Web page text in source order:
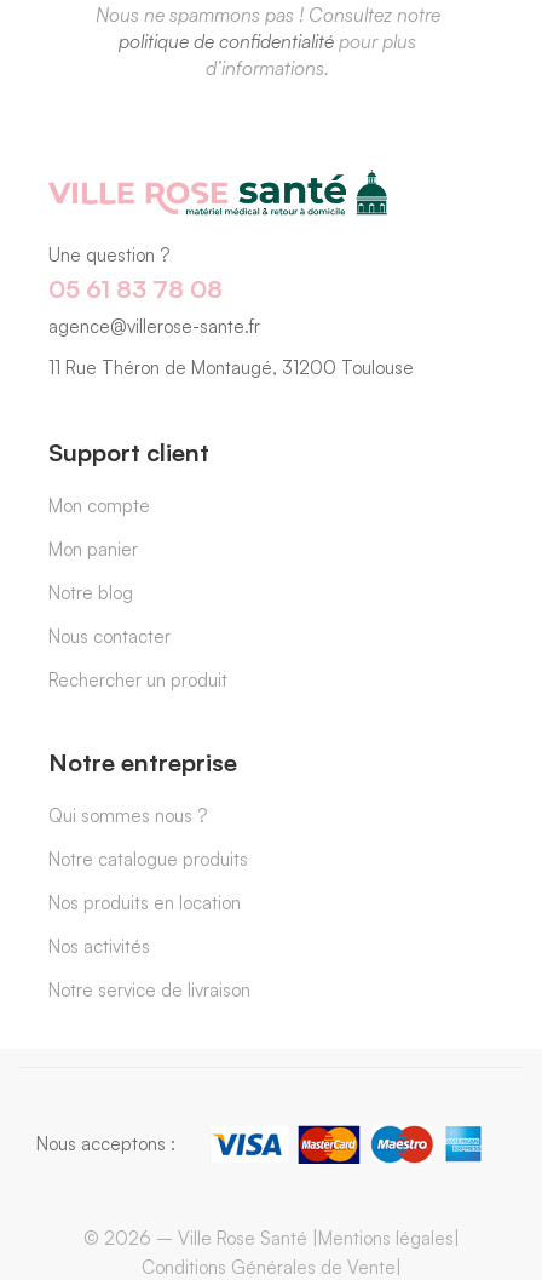
Nous ne spammons pas ! Consultez notre
politique de confidentialité pour plus
d’informations.
Une question ?
05 61 83 78 08
agence@villerose-sante.fr
11 Rue Théron de Montaugé, 31200 Toulouse
Support client
Mon compte
Mon panier
Notre blog
Nous contacter
Rechercher un produit
Notre entreprise
Qui sommes nous ?
Notre catalogue produits
Nos produits en location
Nos activités
Notre service de livraison
© 2026 – Ville Rose Santé | Mentions légales
Conditions Générales de Vente
Nous acceptons :